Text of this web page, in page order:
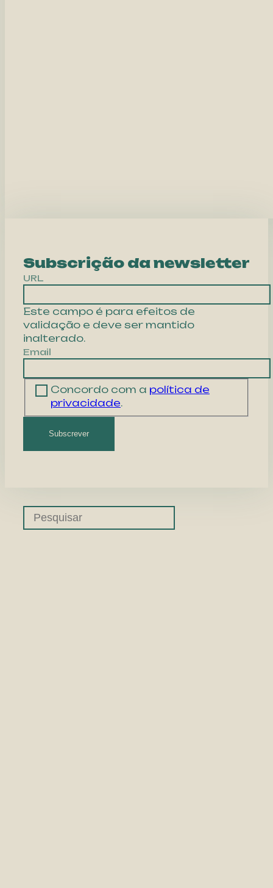
Subscrição da newsletter
URL
Este campo é para efeitos de
validação e deve ser mantido
inalterado.
Email
Concordo com a política de
privacidade.
Subscrever